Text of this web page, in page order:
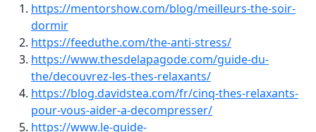
https://mentorshow.com/blog/meilleurs-the-soir-
dormir
https://feeduthe.com/the-anti-stress/
https://www.thesdelapagode.com/guide-du-
the/decouvrez-les-thes-relaxants/
https://blog.davidstea.com/fr/cinq-thes-relaxants-
pour-vous-aider-a-decompresser/
https://www.le-guide-